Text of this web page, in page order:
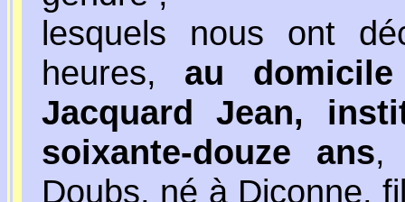
lesquels nous ont
heures, au
Jacquard Jean,
soixante-douze ans,
Doubs, né à Diconne,